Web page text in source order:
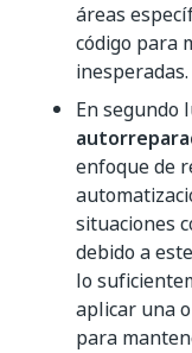
áreas
código para
inesperadas.
En segundo
enfoque de
situaciones
debido a
lo
aplicar una
para